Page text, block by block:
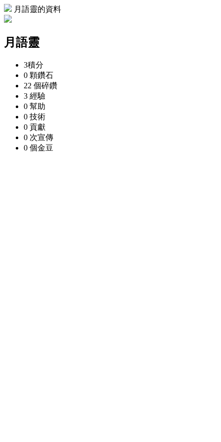
月語靈的資料
月語靈
3積分
0 顆鑽石
22 個碎鑽
3 經驗
0 幫助
0 技術
0 貢獻
0 次宣傳
0 個金豆